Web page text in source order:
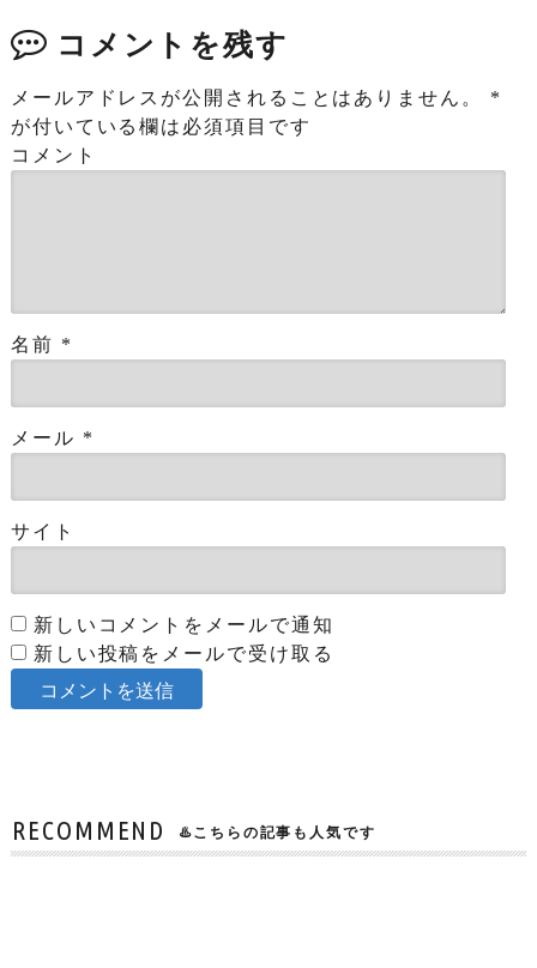
コメントを残す
メールアドレスが公開されることはありません。
*
が付いている欄は必須項目です
コメント
名前 *
メール *
サイト
新しいコメントをメールで通知
新しい投稿をメールで受け取る
RECOMMEND ♨️こちらの記事も人気です